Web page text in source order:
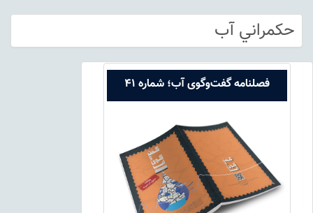
حکمراني آب
فصلنامه گفت‌وگوی آب؛ شماره 41